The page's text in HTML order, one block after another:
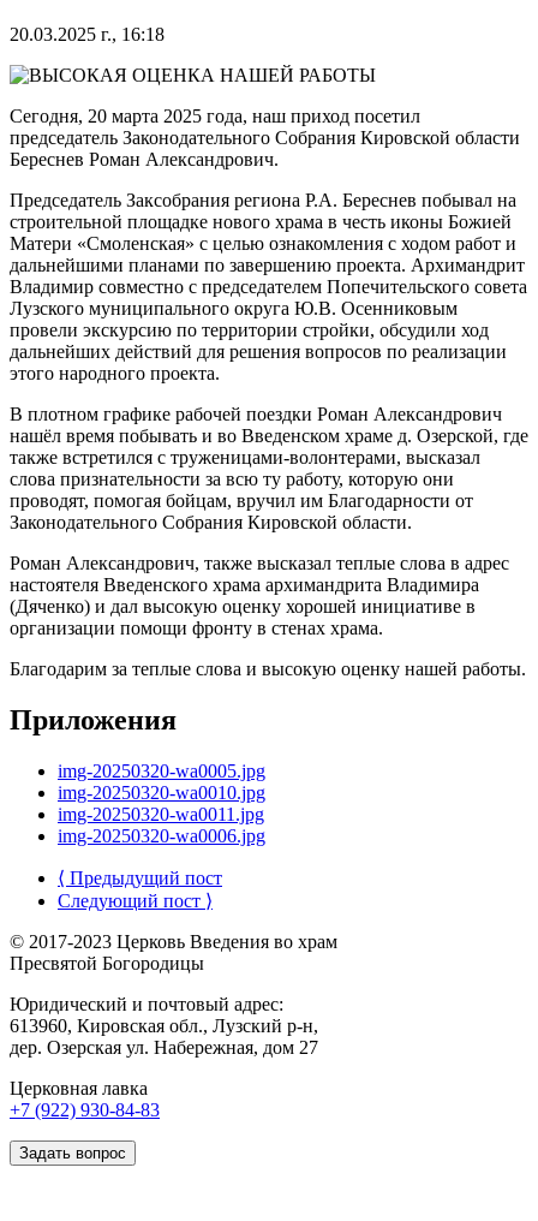
20.03.2025 г., 16:18
Сегодня, 20 марта 2025 года, наш приход посетил
председатель Законодательного Собрания Кировской области
Береснев Роман Александрович.
Председатель Заксобрания региона Р.А. Береснев побывал на
строительной площадке нового храма в честь иконы Божией
Матери «Смоленская» с целью ознакомления с ходом работ и
дальнейшими планами по завершению проекта. Архимандрит
Владимир совместно с председателем Попечительского совета
Лузского муниципального округа Ю.В. Осенниковым
провели экскурсию по территории стройки, обсудили ход
дальнейших действий для решения вопросов по реализации
этого народного проекта.
В плотном графике рабочей поездки Роман Александрович
нашёл время побывать и во Введенском храме д. Озерской, где
также встретился с труженицами-волонтерами, высказал
слова признательности за всю ту работу, которую они
проводят, помогая бойцам, вручил им Благодарности от
Законодательного Собрания Кировской области.
Роман Александрович, также высказал теплые слова в адрес
настоятеля Введенского храма архимандрита Владимира
(Дяченко) и дал высокую оценку хорошей инициативе в
организации помощи фронту в стенах храма.
Благодарим за теплые слова и высокую оценку нашей работы.
Приложения
img-20250320-wa0005.jpg
img-20250320-wa0010.jpg
img-20250320-wa0011.jpg
img-20250320-wa0006.jpg
⟨ Предыдущий пост
Следующий пост ⟩
© 2017-2023 Церковь Введения во храм
Пресвятой Богородицы
Юридический и почтовый адрес:
613960, Кировская обл., Лузский р-н,
дер. Озерская ул. Набережная, дом 27
Церковная лавка
+7 (922) 930-84-83
Задать вопрос